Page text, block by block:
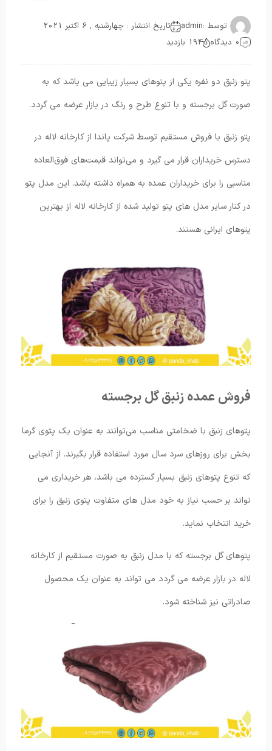
توسط :admin
تاریخ انتشار : چهارشنبه , 6 اکتبر 2021
0 دیدگاه
194 بازدید
پتو زنبق دو نفره یکی از پتوهای بسیار زیبایی می باشد که به
صورت گل برجسته و با تنوع طرح و رنگ در بازار عرضه می گردد.
پتو زنبق با فروش مستقیم توسط شرکت پاندا از کارخانه لاله در
دسترس خریداران قرار می‌ گیرد و می‌تواند قیمت‌های فوق‌العاده
مناسبی را برای خریداران عمده به همراه داشته باشد. این مدل پتو
در کنار سایر مدل های پتو تولید شده از کارخانه لاله از بهترین
پتوهای ایرانی هستند.
فروش عمده زنبق گل برجسته
پتوهای زنبق با ضخامتی مناسب می‌توانند به عنوان یک پتوی گرما
بخش برای روزهای سرد سال مورد استفاده قرار بگیرند. از آنجایی
که تنوع پتوهای زنبق بسیار گسترده می باشد، هر خریداری می
تواند بر حسب نیاز به خود مدل های متفاوت پتوی زنبق را برای
خرید انتخاب نماید.
پتوهای گل برجسته که با مدل زنبق به صورت مستقیم از کارخانه
لاله در بازار عرضه می گردد می تواند به عنوان یک محصول
صادراتی نیز شناخته شود.